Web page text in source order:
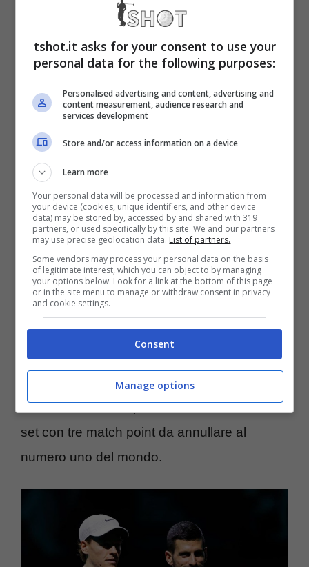
proseguito con Djokovic e di nuovo in doppio
contro la Serbia. La cavalcata trionfale si è
conclusa con australiano De Minaur,
per il punto decisivo dopo la vittoria da
brivido di Arnaldi con Popyrin.
Sinner trionfo con record in
Coppa Davis: che batosta
per Djokovic
Eppure ventiquattro prima il trionfo con
l’Australia, l’Italia è stata a un passo
dall’eliminazione con la Serbia. Costretto a
vincere controDjokovicper trascinare le
sorti della semifinale al doppio,
ritrovato sotto 4-5; 0-40nel terzo e decisivo
set con tre match point da annullare al
numero uno del mondo.
tshot.it asks for your consent to use your
personal data for the following purposes:
Personalised advertising and content, advertising and
content measurement, audience research and
services development
Store and/or access information on a device
Learn more
Your personal data will be processed and information from
your device (cookies, unique identifiers, and other device
data) may be stored by, accessed by and shared with 319
partners, or used specifically by this site. We and our partners
may use precise geolocation data. List of partners.
Some vendors may process your personal data on the basis
of legitimate interest, which you can object to by managing
your options below. Look for a link at the bottom of this page
or in the site menu to manage or withdraw consent in privacy
and cookie settings.
Consent
Manage options